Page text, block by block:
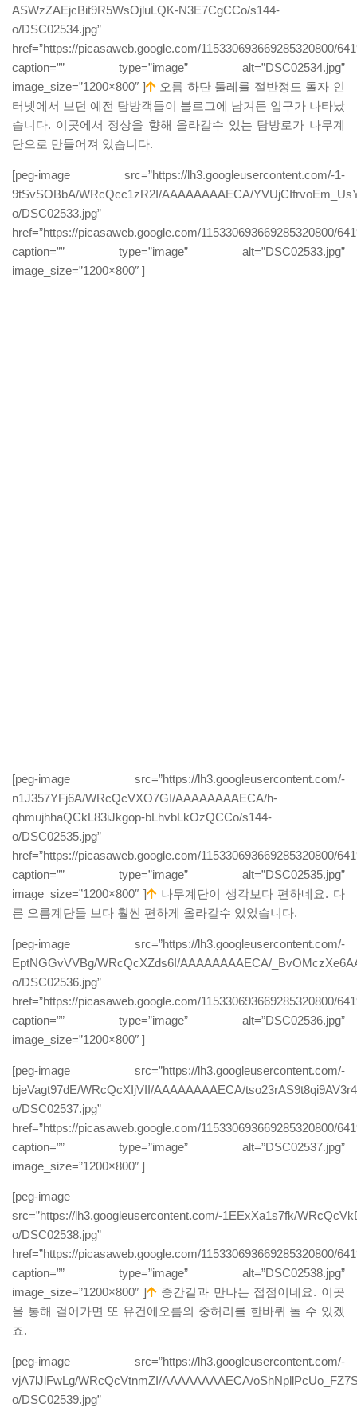
ASWzZAEjcBit9R5WsOjluLQK-N3E7CgCCo/s144-
o/DSC02534.jpg”
href=”https://picasaweb.google.com/115330693669285320800/
caption=”” type=”image” alt=”DSC02534.jpg”
image_size=”1200×800″ ]
오름 하단 둘레를 절반정도 돌자 인
터넷에서 보던 예전 탐방객들이 블로그에 남겨둔 입구가 나타났
습니다. 이곳에서 정상을 향해 올라갈수 있는 탐방로가 나무계
단으로 만들어져 있습니다.
[peg-image src=”https://lh3.googleusercontent.com/-1-
9tSvSOBbA/WRcQcc1zR2I/AAAAAAAAECA/
o/DSC02533.jpg”
href=”https://picasaweb.google.com/115330693669285320800/
caption=”” type=”image” alt=”DSC02533.jpg”
image_size=”1200×800″ ]
[peg-image src=”https://lh3.googleusercontent.com/-
n1J357YFj6A/WRcQcVXO7GI/AAAAAAAAECA/h-
qhmujhhaQCkL83iJkgop-bLhvbLkOzQCCo/s144-
o/DSC02535.jpg”
href=”https://picasaweb.google.com/115330693669285320800/
caption=”” type=”image” alt=”DSC02535.jpg”
image_size=”1200×800″ ]
나무계단이 생각보다 편하네요. 다
른 오름계단들 보다 훨씬 편하게 올라갈수 있었습니다.
[peg-image src=”https://lh3.googleusercontent.com/-
EptNGGvVVBg/WRcQcXZds6I/AAAAAAAAECA/
o/DSC02536.jpg”
href=”https://picasaweb.google.com/115330693669285320800/
caption=”” type=”image” alt=”DSC02536.jpg”
image_size=”1200×800″ ]
[peg-image src=”https://lh3.googleusercontent.com/-
bjeVagt97dE/WRcQcXIjVII/AAAAAAAAECA/
o/DSC02537.jpg”
href=”https://picasaweb.google.com/115330693669285320800/
caption=”” type=”image” alt=”DSC02537.jpg”
image_size=”1200×800″ ]
[peg-image
src=”https://lh3.googleusercontent.com/-1EExXa1s7fk/
o/DSC02538.jpg”
href=”https://picasaweb.google.com/115330693669285320800/
caption=”” type=”image” alt=”DSC02538.jpg”
image_size=”1200×800″ ]
중간길과 만나는 접점이네요. 이곳
을 통해 걸어가면 또 유건에오름의 중허리를 한바퀴 돌 수 있겠
죠.
[peg-image src=”https://lh3.googleusercontent.com/-
vjA7lJlFwLg/WRcQcVtnmZI/AAAAAAAAECA/
o/DSC02539.jpg”